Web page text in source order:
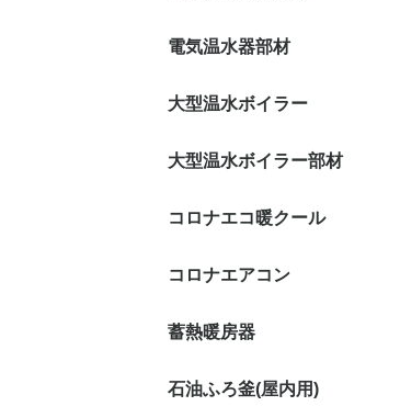
電気温水器部材
大型温水ボイラー
大型温水ボイラー部材
コロナエコ暖クール
コロナエアコン
蓄熱暖房器
石油ふろ釜(屋内用)